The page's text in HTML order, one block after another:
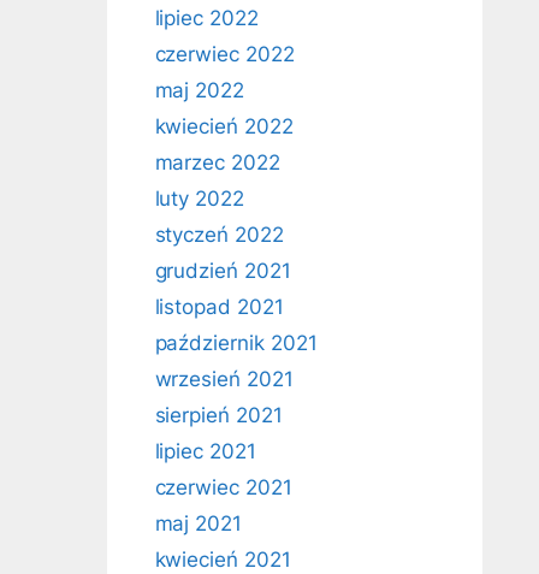
lipiec 2022
czerwiec 2022
maj 2022
kwiecień 2022
marzec 2022
luty 2022
styczeń 2022
grudzień 2021
listopad 2021
październik 2021
wrzesień 2021
sierpień 2021
lipiec 2021
czerwiec 2021
maj 2021
kwiecień 2021